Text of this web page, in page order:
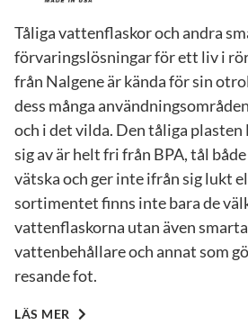
Tåliga vattenflaskor och andra
förvaringslösningar för ett liv i
från Nalgene är kända för sin
dess många
och i det vilda. Den tåliga plasten
sig av är helt fri från BPA, tål
vätska och ger inte ifrån sig lukt
sortimentet finns inte bara de
vattenflaskorna utan även
vattenbehållare och annat som
resande fot.
LÄS MER